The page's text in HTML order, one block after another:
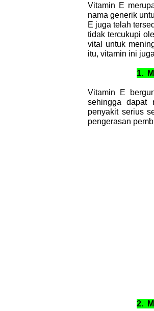
Vitamin E
nama generik
E juga telah
tidak tercukupi
vital untuk
itu, vitamin ini
1.
Vitamin E
sehingga dapat
penyakit serius
pengerasan
2.